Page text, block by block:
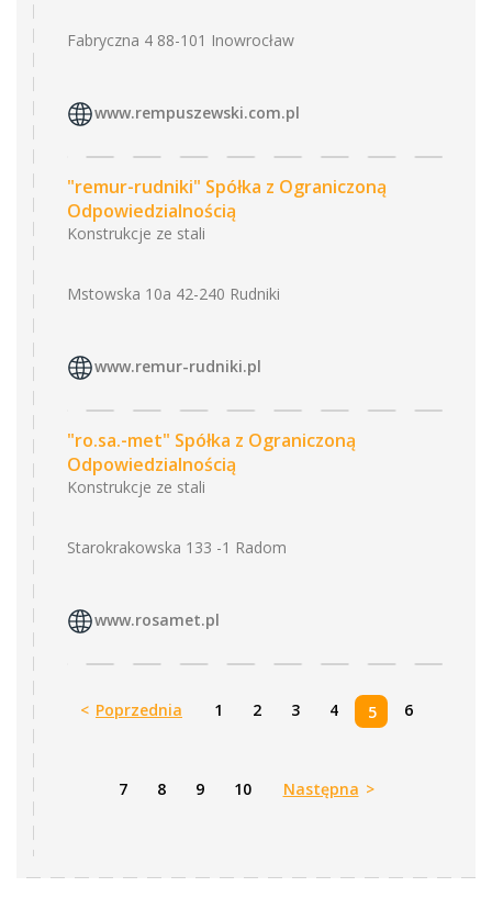
Fabryczna 4 88-101 Inowrocław
www.rempuszewski.com.pl
"remur-rudniki" Spółka z Ograniczoną
Odpowiedzialnością
Konstrukcje ze stali
Mstowska 10a 42-240 Rudniki
www.remur-rudniki.pl
"ro.sa.-met" Spółka z Ograniczoną
Odpowiedzialnością
Konstrukcje ze stali
Starokrakowska 133 -1 Radom
www.rosamet.pl
< Poprzednia 1 2 3 4 5 6
7 8 9 10 Następna >